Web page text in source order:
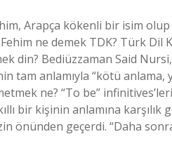
Arapça kökenli bir isim olup
ne demek TDK? Türk Dil
din? Bediüzzaman Said
tam anlamıyla “kötü anlama,
ne? “To be”
bir kişinin anlamına
önünden geçerdi. “Daha